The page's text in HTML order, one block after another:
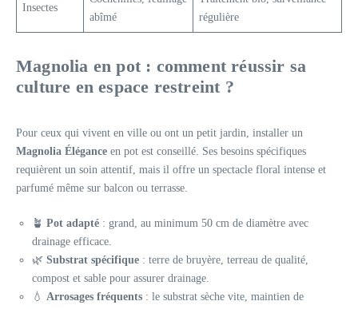
Insectes
abîmé
régulière
Magnolia en pot : comment réussir sa
culture en espace restreint ?
Pour ceux qui vivent en ville ou ont un petit jardin, installer un
Magnolia Élégance en pot est conseillé. Ses besoins spécifiques
requièrent un soin attentif, mais il offre un spectacle floral intense et
parfumé même sur balcon ou terrasse.
🪴 Pot adapté : grand, au minimum 50 cm de diamètre avec
drainage efficace.
🌿 Substrat spécifique : terre de bruyère, terreau de qualité,
compost et sable pour assurer drainage.
💧 Arrosages fréquents : le substrat sèche vite, maintien de